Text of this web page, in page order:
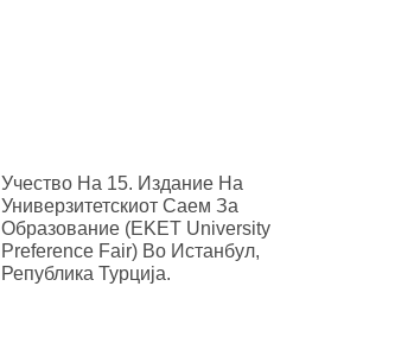
Учество На 15. Издание На
Универзитетскиот Саем За
Образование (EKET University
Preference Fair) Во Истанбул,
Република Турција.